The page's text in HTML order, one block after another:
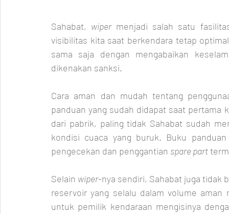
Sahabat, wiper menjadi salah satu
visibilitas kita saat berkendara tetap
sama saja dengan mengabaikan
dikenakan sanksi.
Cara aman dan mudah tentang
panduan yang sudah didapat saat pertama
dari pabrik, paling tidak Sahabat sudah
kondisi cuaca yang buruk. Buku
pengecekan dan penggantian spare part
Selain wiper-nya sendiri, Sahabat juga tidak
reservoir yang selalu dalam volume
untuk pemilik kendaraan mengisinya